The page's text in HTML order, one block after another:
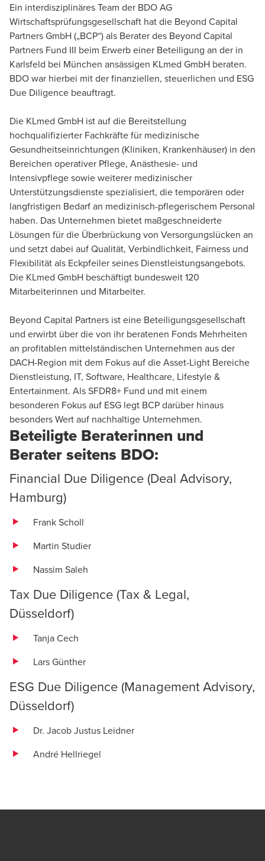
Ein interdisziplinäres Team der BDO AG
Wirtschaftsprüfungsgesellschaft hat die Beyond Capital
Partners GmbH („BCP“) als Berater des Beyond Capital
Partners Fund III beim Erwerb einer Beteiligung an der in
Karlsfeld bei München ansässigen KLmed GmbH beraten.
BDO war hierbei mit der finanziellen, steuerlichen und ESG
Due Diligence beauftragt.
Die KLmed GmbH ist auf die Bereitstellung
hochqualifizierter Fachkräfte für medizinische
Gesundheitseinrichtungen (Kliniken, Krankenhäuser) in den
Bereichen operativer Pflege, Anästhesie- und
Intensivpflege sowie weiterer medizinischer
Unterstützungsdienste spezialisiert, die temporären oder
langfristigen Bedarf an medizinisch-pflegerischem Personal
haben. Das Unternehmen bietet maßgeschneiderte
Lösungen für die Überbrückung von Versorgungslücken an
und setzt dabei auf Qualität, Verbindlichkeit, Fairness und
Flexibilität als Eckpfeiler seines Dienstleistungsangebots.
Die KLmed GmbH beschäftigt bundesweit 120
Mitarbeiterinnen und Mitarbeiter.
Beyond Capital Partners ist eine Beteiligungsgesellschaft
und erwirbt über die von ihr beratenen Fonds Mehrheiten
an profitablen mittelständischen Unternehmen aus der
DACH-Region mit dem Fokus auf die Asset-Light Bereiche
Dienstleistung, IT, Software, Healthcare, Lifestyle &
Entertainment. Als SFDR8+ Fund und mit einem
besonderen Fokus auf ESG legt BCP darüber hinaus
besonders Wert auf nachhaltige Unternehmen.
Beteiligte Beraterinnen und
Berater seitens BDO:
Financial Due Diligence (Deal Advisory,
Hamburg)
Frank Scholl
Martin Studier
Nassim Saleh
Tax Due Diligence (Tax & Legal,
Düsseldorf)
Tanja Cech
Lars Günther
ESG Due Diligence (Management Advisory,
Düsseldorf)
Dr. Jacob Justus Leidner
André Hellriegel
Martin Studier
Director, Deal Advisory
Dr. Jacob Justus Leidner
CFA, Senior Manager, Advisory